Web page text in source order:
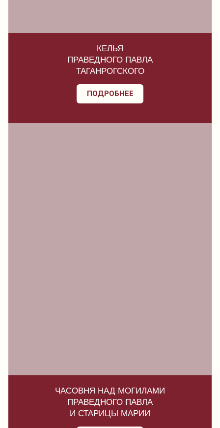
КЕЛЬЯ
ПРАВЕДНОГО ПАВЛА
ТАГАНРОГСКОГО
ПОДРОБНЕЕ
ЧАСОВНЯ НАД МОГИЛАМИ
ПРАВЕДНОГО ПАВЛА
И СТАРИЦЫ МАРИИ